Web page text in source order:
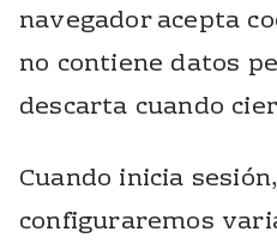
navegador acepta
no contiene datos
descarta cuando
Cuando inicia
configuraremos